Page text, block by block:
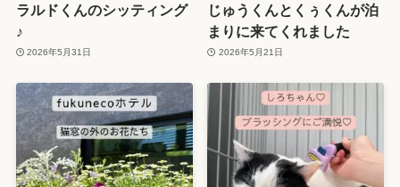
ラルドくんのシッティング
♪
2026年5月31日
じゅうくんとくぅくんが泊
まりに来てくれました
2026年5月21日